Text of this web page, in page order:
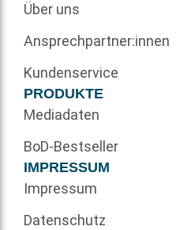
Über uns
Ansprechpartner:innen
Kundenservice
PRODUKTE
Mediadaten
BoD-Bestseller
IMPRESSUM
Impressum
Datenschutz